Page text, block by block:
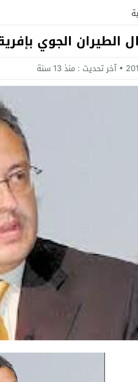
الطيران الجوي
آخر تحديث : منذ 13 سنة